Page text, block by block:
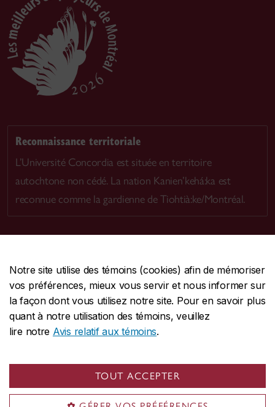
Notre site utilise des témoins (cookies) afin de mémoriser
vos préférences, mieux vous servir et nous informer sur
la façon dont vous utilisez notre site. Pour en savoir plus
quant à notre utilisation des témoins, veuillez
lire notre Avis relatif aux témoins.
TOUT ACCEPTER
Reconnaissance territoriale
L’Université Concordia est située en territoire
autochtone non cédé. La nation Kanien’kehá:ka est
reconnue comme la gardienne de Tiohtià:ke/Montréal.
CENTRALE514-848-2424
URGENCE514-848-3717
Protection et prévention | Accessibilité | Confidentialité
Conditions d'utilisation | Gérer les témoins
© Université Concordia. Montréal, QC, Canada